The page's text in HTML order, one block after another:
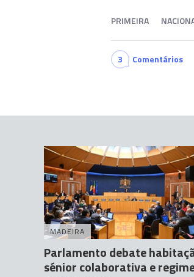
PRIMEIRA
3 Comentários
MADEIRA
Parlamento debate
sénior colaborativa e